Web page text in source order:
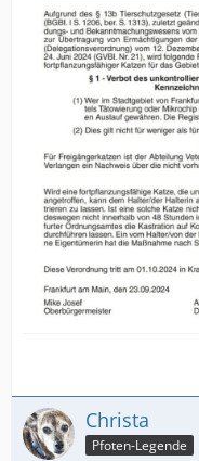
Christa
Pfoten-Legende